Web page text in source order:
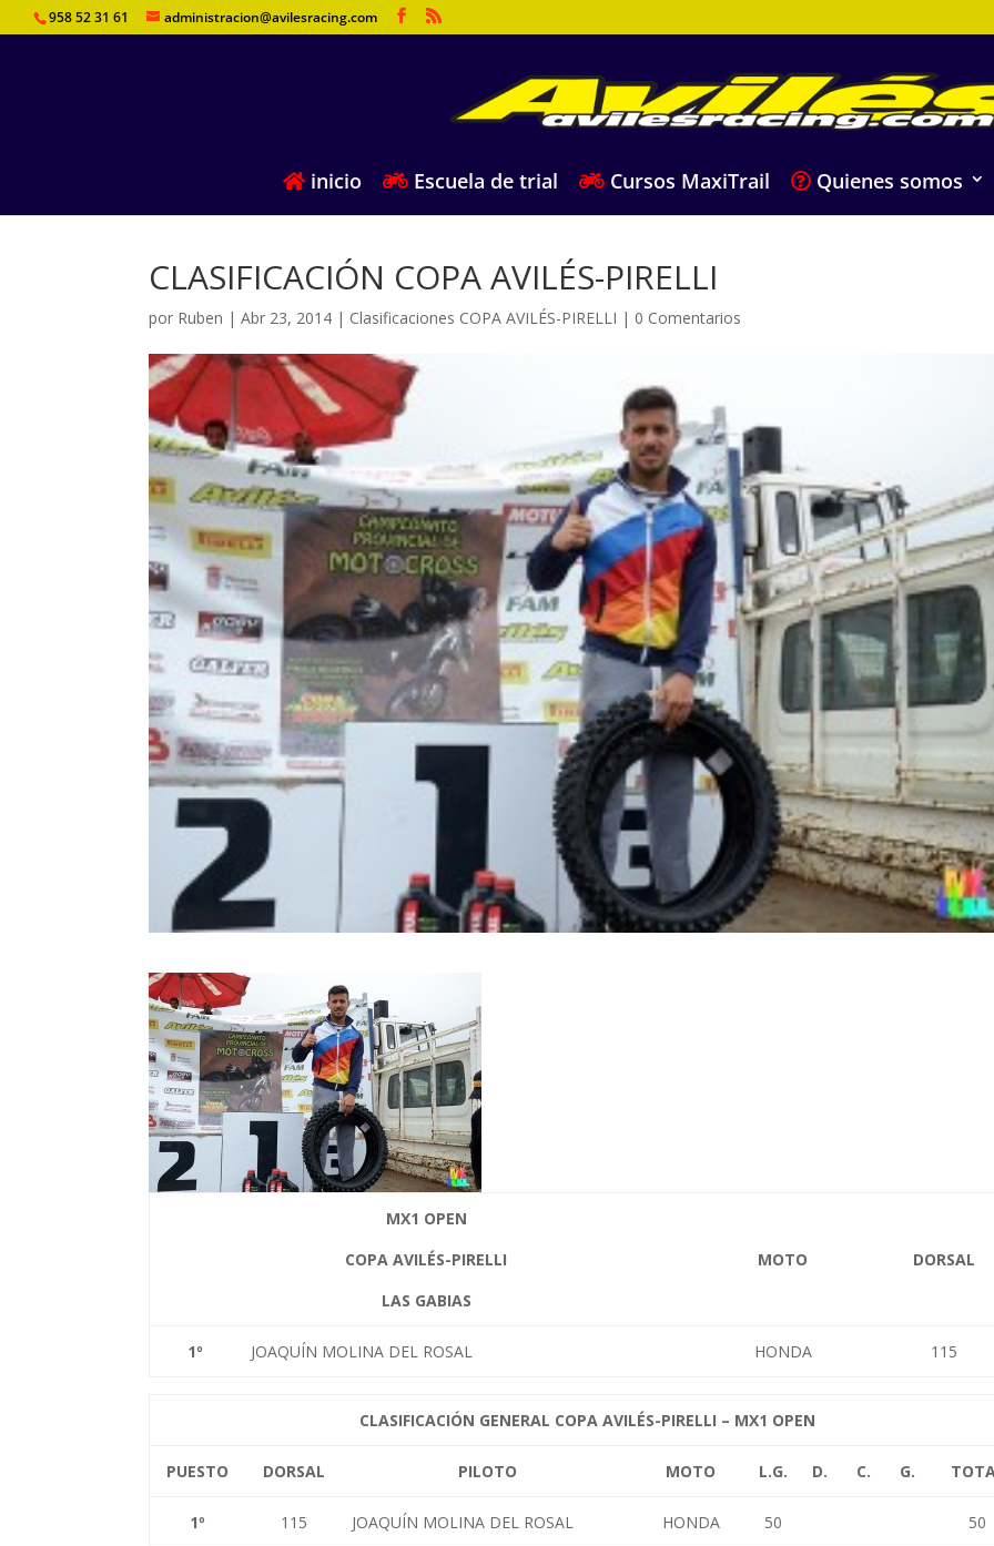
958 52 31 61 administracion@avilesracing.com
inicio Escuela de trial Cursos MaxiTrail Quienes somos
CLASIFICACIÓN COPA AVILÉS-PIRELLI
por Ruben |Abr 23, 2014 | Clasificaciones COPA AVILÉS-PIRELLI | 0 Comentarios
MX1 OPEN
COPA AVILÉS-PIRELLI
LAS GABIAS
MOTO DORSAL
1º JOAQUÍN MOLINA DEL ROSAL HONDA 115
CLASIFICACIÓN GENERAL COPA AVILÉS-PIRELLI – MX1 OPEN
PUESTO DORSAL PILOTO MOTO L.G. D. C. G.
1º 115 JOAQUÍN MOLINA DEL ROSAL HONDA 50 50